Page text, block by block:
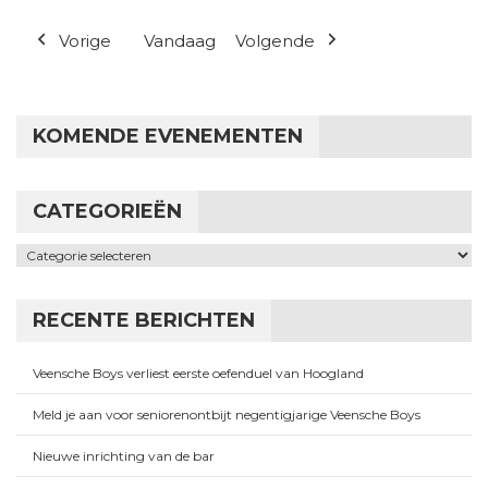
Vorige Vandaag Volgende
KOMENDE EVENEMENTEN
CATEGORIEËN
Categorieën
RECENTE BERICHTEN
Veensche Boys verliest eerste oefenduel van Hoogland
Meld je aan voor seniorenontbijt negentigjarige Veensche Boys
Nieuwe inrichting van de bar